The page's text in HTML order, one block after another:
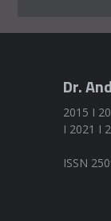
Dr.
2015 I
I 2021 I
ISSN